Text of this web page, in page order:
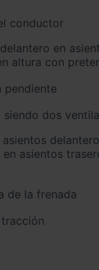
conductor
altura con
pendiente
dos
asientos
de la frenada